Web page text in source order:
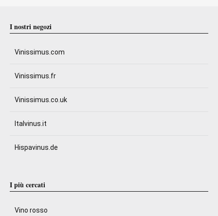
I nostri negozi
Vinissimus.com
Vinissimus.fr
Vinissimus.co.uk
Italvinus.it
Hispavinus.de
I più cercati
Vino rosso